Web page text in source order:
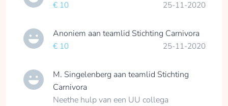
€ 10 25-11-2020
Anoniem aan teamlid Stichting Carnivora
€ 10 25-11-2020
M. Singelenberg aan teamlid Stichting
Carnivora
Neethe hulp van een UU collega